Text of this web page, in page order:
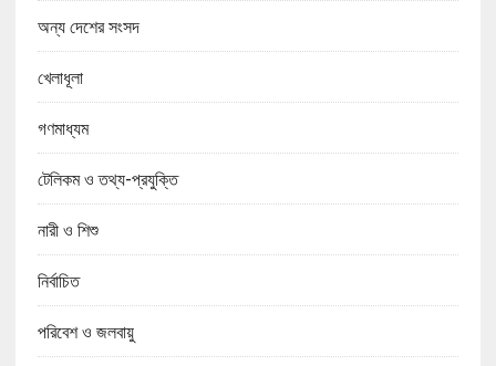
অন্য দেশের সংসদ
খেলাধূলা
গণমাধ্যম
টেলিকম ও তথ্য-প্রযুক্তি
নারী ও শিশু
নির্বাচিত
পরিবেশ ও জলবায়ু